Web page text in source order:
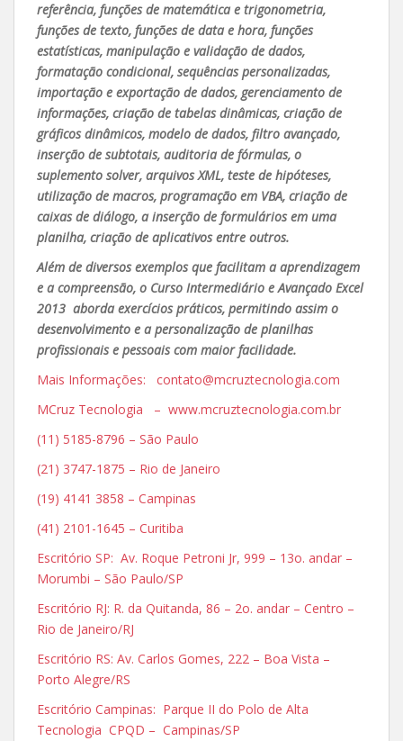
referência, funções de matemática e trigonometria,
funções de texto, funções de data e hora, funções
estatísticas, manipulação e validação de dados,
formatação condicional, sequências personalizadas,
importação e exportação de dados, gerenciamento de
informações, criação de tabelas dinâmicas, criação de
gráficos dinâmicos, modelo de dados, filtro avançado,
inserção de subtotais, auditoria de fórmulas, o
suplemento solver, arquivos XML, teste de hipóteses,
utilização de macros, programação em VBA, criação de
caixas de diálogo, a inserção de formulários em uma
planilha, criação de aplicativos entre outros.
Além de diversos exemplos que facilitam a aprendizagem
e a compreensão, o Curso Intermediário e Avançado Excel
2013 aborda exercícios práticos, permitindo assim o
desenvolvimento e a personalização de planilhas
profissionais e pessoais com maior facilidade.
Mais Informações: contato@mcruztecnologia.com
MCruz Tecnologia – www.mcruztecnologia.com.br
(11) 5185-8796 – São Paulo
(21) 3747-1875 – Rio de Janeiro
(19) 4141 3858 – Campinas
(41) 2101-1645 – Curitiba
Escritório SP: Av. Roque Petroni Jr, 999 – 13o. andar –
Morumbi – São Paulo/SP
Escritório RJ: R. da Quitanda, 86 – 2o. andar – Centro –
Rio de Janeiro/RJ
Escritório RS: Av. Carlos Gomes, 222 – Boa Vista –
Porto Alegre/RS
Escritório Campinas: Parque II do Polo de Alta
Tecnologia CPQD – Campinas/SP